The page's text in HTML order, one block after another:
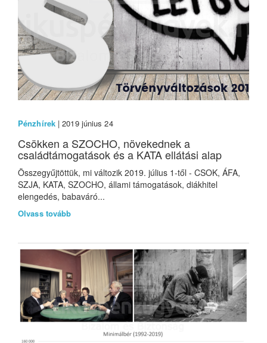
Pénzhírek| 2019 június 24
Csökken a SZOCHO, növekednek a
családtámogatások és a KATA ellátási alap
Összegyűjtöttük, mi változik 2019. július 1-től - CSOK, ÁFA,
SZJA, KATA, SZOCHO, állami támogatások, diákhitel
elengedés, babaváró...
Olvass tovább